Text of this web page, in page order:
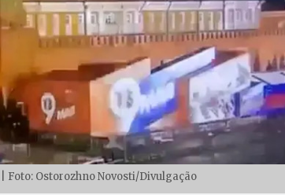
Foto: Ostorozhno Novosti/Divulgação